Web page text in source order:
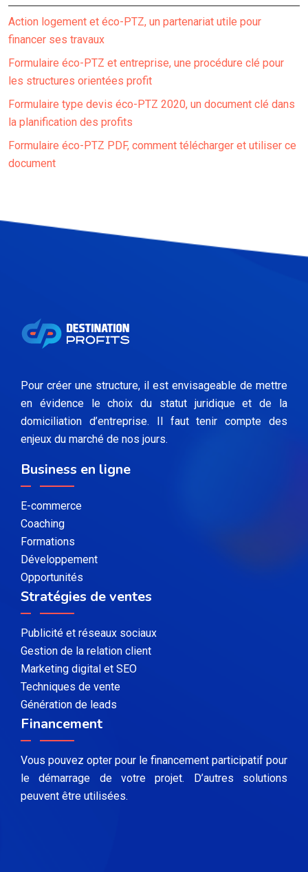
Action logement et éco-PTZ, un partenariat utile pour
financer ses travaux
Formulaire éco-PTZ et entreprise, une procédure clé pour
les structures orientées profit
Formulaire type devis éco-PTZ 2020, un document clé dans
la planification des profits
Formulaire éco-PTZ PDF, comment télécharger et utiliser ce
document
Pour créer une structure, il est envisageable de mettre
en évidence le choix du statut juridique et de la
domiciliation d’entreprise. Il faut tenir compte des
enjeux du marché de nos jours.
Business en ligne
E-commerce
Coaching
Formations
Développement
Opportunités
Stratégies de ventes
Publicité et réseaux sociaux
Gestion de la relation client
Marketing digital et SEO
Techniques de vente
Génération de leads
Financement
Vous pouvez opter pour le financement participatif pour
le démarrage de votre projet. D’autres solutions
peuvent être utilisées.